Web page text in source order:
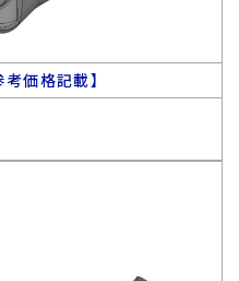
価格記載】